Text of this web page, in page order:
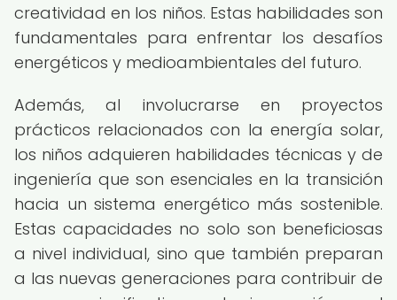
creatividad en los niños. Estas habilidades son
fundamentales para enfrentar los desafíos
energéticos y medioambientales del futuro.
Además, al involucrarse en proyectos
prácticos relacionados con la energía solar,
los niños adquieren habilidades técnicas y de
ingeniería que son esenciales en la transición
hacia un sistema energético más sostenible.
Estas capacidades no solo son beneficiosas
a nivel individual, sino que también preparan
a las nuevas generaciones para contribuir de